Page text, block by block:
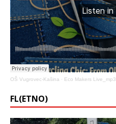
OŠ Vugrovec-Kašina · Eco Makers Live_mp3
FL(ETNO)